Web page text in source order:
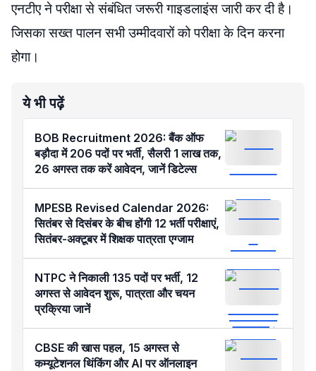
एनटीए ने परीक्षा से संबंधित जरूरी गाइडलाइंस जारी कर दी है।
जिसका सख्त पालन सभी उम्मीदवारों को परीक्षा के दिन करना
होगा।
ये भी पढ़ें
BOB Recruitment 2026: बैंक ऑफ
बड़ौदा में 206 पदों पर भर्ती, सैलरी 1 लाख तक,
26 अगस्त तक करें आवेदन, जानें डिटेल्स
MPESB Revised Calendar 2026:
सितंबर से दिसंबर के बीच होंगी 12 भर्ती परीक्षाएं,
सितंबर-अक्टूबर में शिक्षक पात्रता एग्जाम
NTPC ने निकाली 135 पदों पर भर्ती, 12
अगस्त से आवेदन शुरू, पात्रता और चयन
प्रक्रिया जानें
CBSE की खास पहल, 15 अगस्त से
कम्यूटेशनल थिंकिंग और AI पर ऑनलाइन